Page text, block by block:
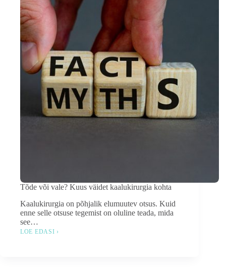
Tõde või vale? Kuus väidet kaalukirurgia kohta
Kaalukirurgia on põhjalik elumuutev otsus. Kuid
enne selle otsuse tegemist on oluline teada, mida
see…
LOE EDASI ›